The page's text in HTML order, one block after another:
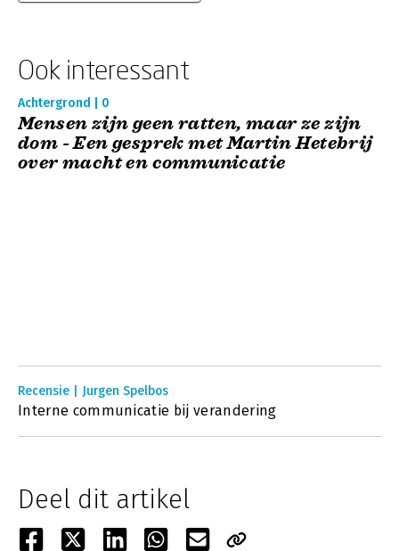
Ook interessant
Achtergrond | 0
Mensen zijn geen ratten, maar ze zijn
dom - Een gesprek met Martin Hetebrij
over macht en communicatie
Recensie | Jurgen Spelbos
Interne communicatie bij verandering
Deel dit artikel